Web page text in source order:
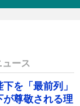
ュース
を「最前列」
尊敬される理